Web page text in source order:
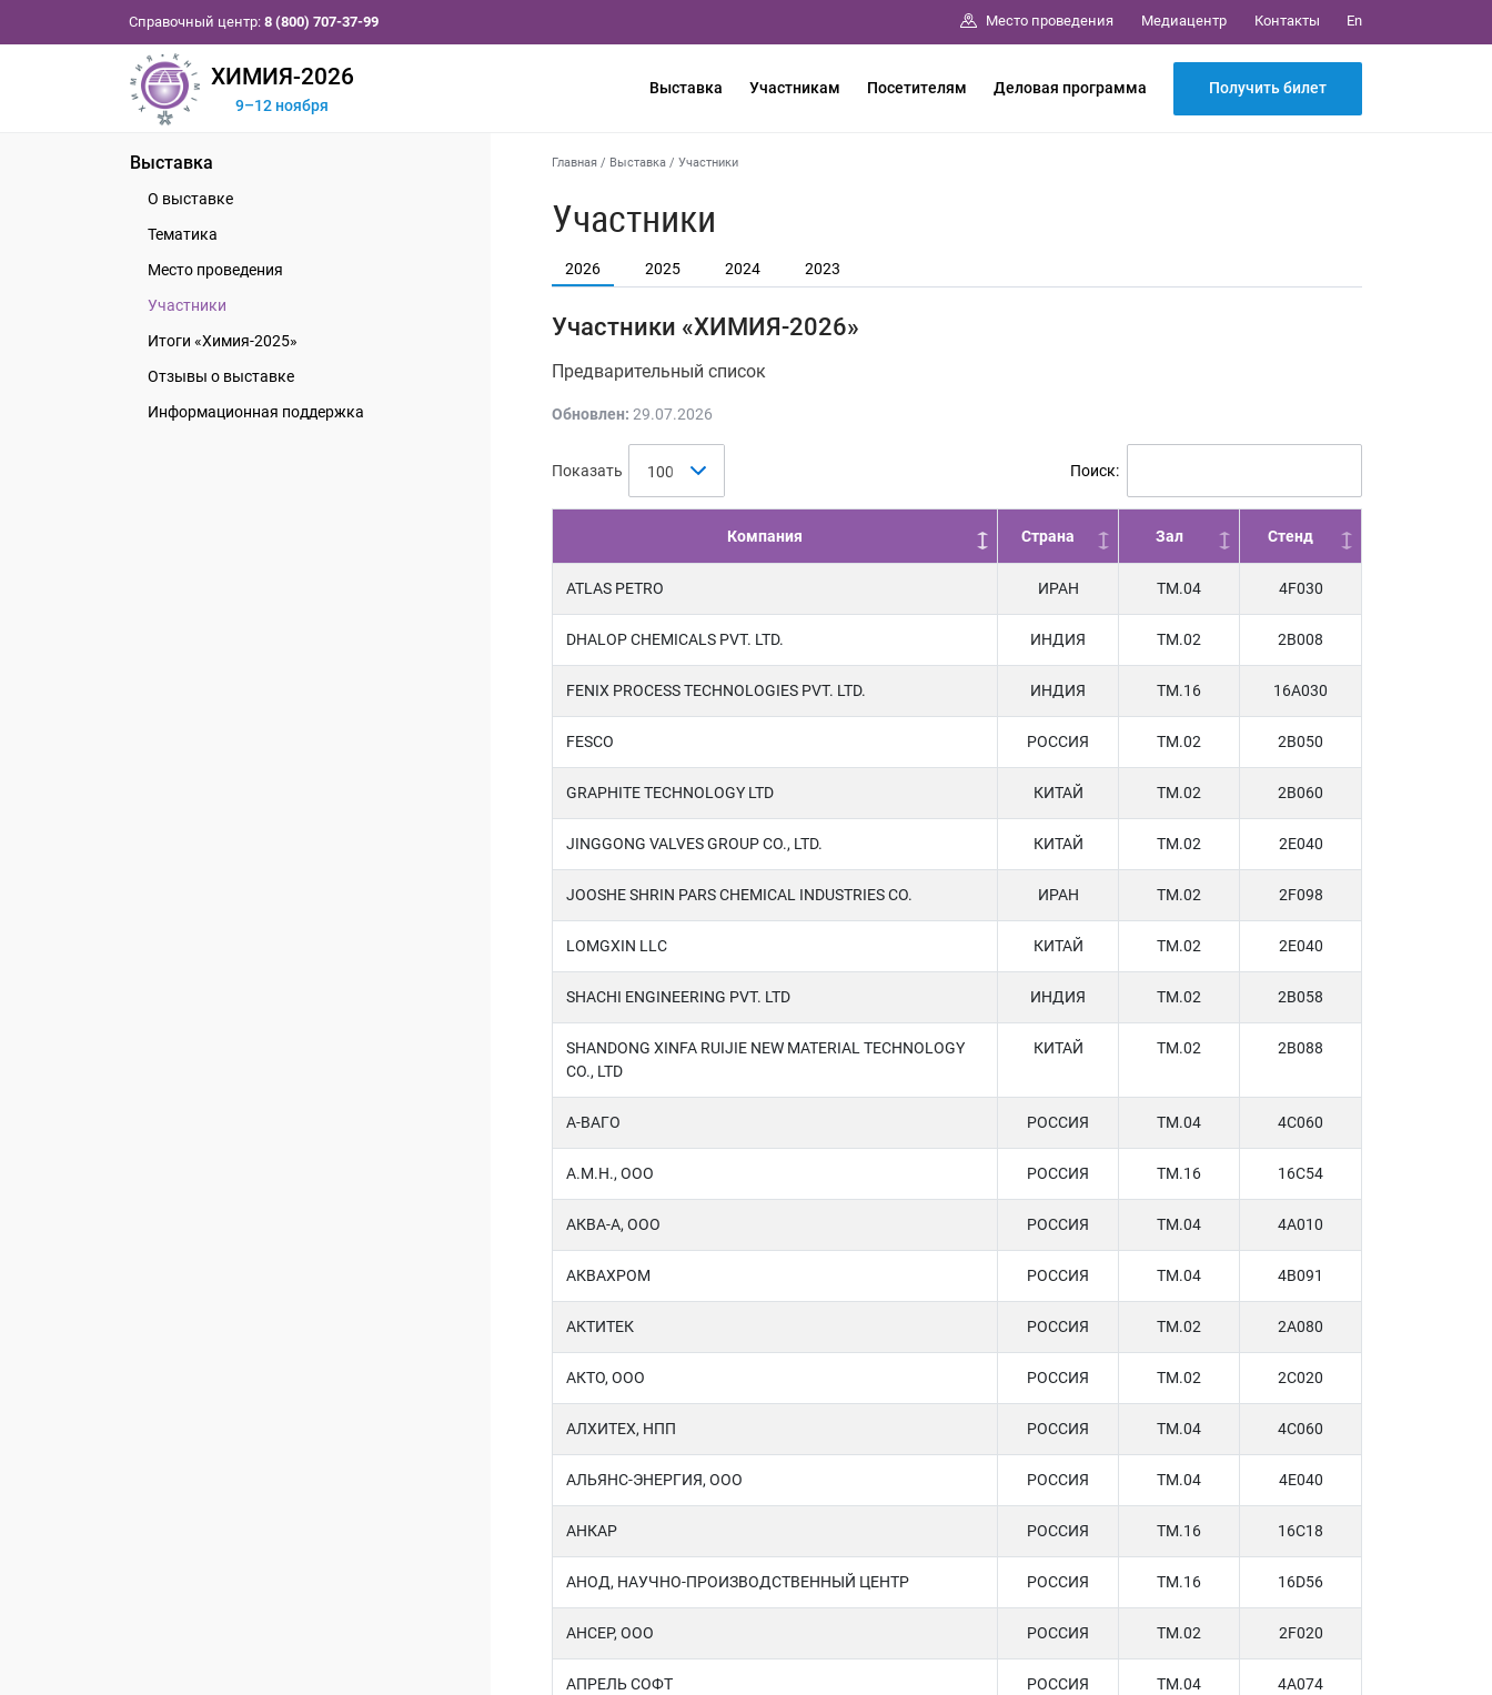
Справочный центр: 8 (800) 707-37-99 Место проведения Медиацентр Контакты En
ХИМИЯ-2026
9–12 ноября
Выставка Участникам Посетителям Деловая программа Получить билет
Выставка
О выставке
Тематика
Место проведения
Участники
Итоги «Химия-2025»
Отзывы о выставке
Информационная поддержка
Главная / Выставка / Участники
Участники
2026 2025 2024 2023
Участники «ХИМИЯ-2026»
Предварительный список
Обновлен: 29.07.2026
Показать 100 Поиск:
Компания Страна Зал Стенд
ATLAS PETRO ИРАН TM.04 4F030
DHALOP CHEMICALS PVT. LTD. ИНДИЯ TM.02 2B008
FENIX PROCESS TECHNOLOGIES PVT. LTD. ИНДИЯ TM.16 16A030
FESCO РОССИЯ TM.02 2B050
GRAPHITE TECHNOLOGY LTD КИТАЙ TM.02 2B060
JINGGONG VALVES GROUP CO., LTD. КИТАЙ TM.02 2E040
JOOSHE SHRIN PARS CHEMICAL INDUSTRIES CO. ИРАН TM.02 2F098
LOMGXIN LLC КИТАЙ TM.02 2E040
SHACHI ENGINEERING PVT. LTD ИНДИЯ TM.02 2B058
SHANDONG XINFA RUIJIE NEW MATERIAL TECHNOLOGY
CO., LTD
КИТАЙ TM.02 2B088
А-ВАГО РОССИЯ TM.04 4C060
А.М.Н., ООО РОССИЯ TM.16 16C54
АКВА-А, ООО РОССИЯ TM.04 4A010
АКВАХРОМ РОССИЯ TM.04 4B091
АКТИТЕК РОССИЯ TM.02 2A080
АКТО, ООО РОССИЯ TM.02 2C020
АЛХИТЕХ, НПП РОССИЯ TM.04 4C060
АЛЬЯНС-ЭНЕРГИЯ, ООО РОССИЯ TM.04 4E040
АНКАР РОССИЯ TM.16 16C18
АНОД, НАУЧНО-ПРОИЗВОДСТВЕННЫЙ ЦЕНТР РОССИЯ TM.16 16D56
АНСЕР, ООО РОССИЯ TM.02 2F020
АПРЕЛЬ СОФТ РОССИЯ TM.04 4A074